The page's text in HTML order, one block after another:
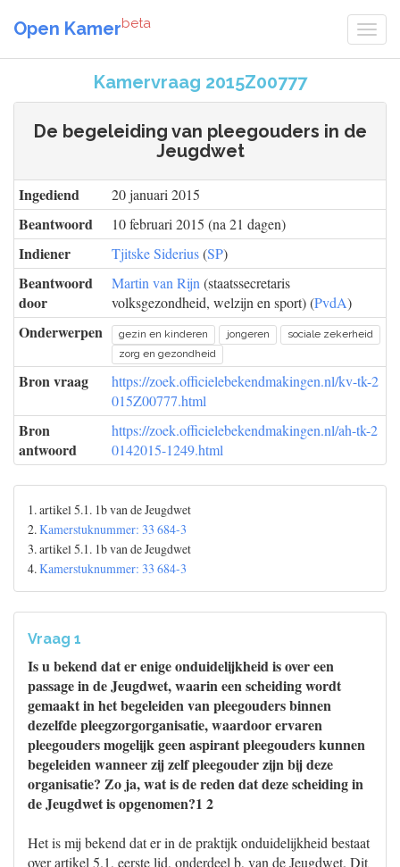
Open Kamerbeta
Kamervraag 2015Z00777
De begeleiding van pleegouders in de
Jeugdwet
Ingediend 20 januari 2015
Beantwoord 10 februari 2015 (na 21 dagen)
Indiener Tjitske Siderius(SP)
Beantwoord
door
Martin van Rijn (staatssecretaris
volksgezondheid, welzijn en sport) (PvdA)
Onderwerpen gezin en kinderen jongeren
sociale zekerheid
zorg en gezondheid
Bron vraag
https://zoek.officielebekendmakingen.nl/kv-tk-2
015Z00777.html
Bron
antwoord
https://zoek.officielebekendmakingen.nl/ah-tk-2
0142015-1249.html
1. artikel 5.1. 1b van de Jeugdwet
2.Kamerstuknummer: 33 684-3
3. artikel 5.1. 1b van de Jeugdwet
4.Kamerstuknummer: 33 684-3
Vraag 1
Is u bekend dat er enige onduidelijkheid is over een
passage in de Jeugdwet, waarin een scheiding wordt
gemaakt in het begeleiden van pleegouders binnen
dezelfde pleegzorgorganisatie, waardoor ervaren
pleegouders mogelijk geen aspirant pleegouders kunnen
begeleiden wanneer zij zelf pleegouder zijn bij deze
organisatie? Zo ja, wat is de reden dat deze scheiding in
de Jeugdwet is opgenomen?1 2
Het is mij bekend dat er in de praktijk onduidelijkheid bestaat
over artikel 5.1, eerste lid, onderdeel b, van de Jeugdwet. Dit